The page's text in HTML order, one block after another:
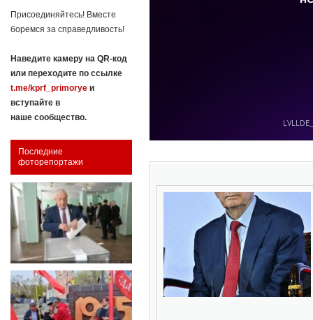
Присоединяйтесь! Вместе
боремся за справедливость!
Наведите камеру на QR-код
или переходите по ссылке
t.me/kprf_primorye и
вступайте в
наше сообщество.
Последние
фоторепортажи